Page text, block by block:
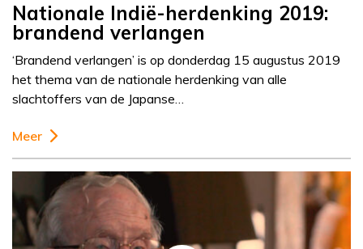
Nationale Indië-herdenking 2019:
brandend verlangen
‘Brandend verlangen’ is op donderdag 15 augustus 2019
het thema van de nationale herdenking van alle
slachtoffers van de Japanse…
Meer